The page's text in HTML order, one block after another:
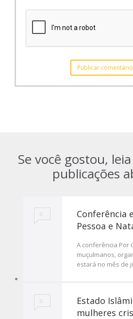
Se você gostou,
publicações
0
Conferência
Pessoa e
A conferência Por
muçulmanos,
estará no mês de
0
Estado
mulheres